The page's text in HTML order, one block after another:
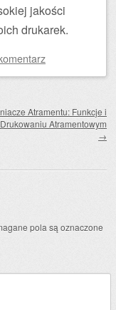
jakości
drukarek.
Atramentu: Funkcje i
Atramentowym
→
pola są oznaczone